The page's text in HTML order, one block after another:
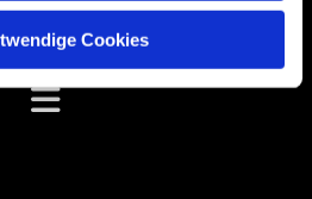
CookiesSchneeberg